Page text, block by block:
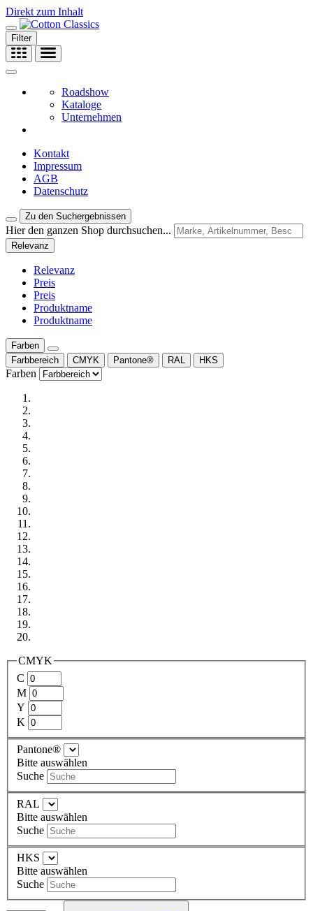
Direkt zum Inhalt
Filter
Roadshow
Kataloge
Unternehmen
Kontakt
Impressum
AGB
Datenschutz
Zu den Suchergebnissen
Hier den ganzen Shop durchsuchen...
Relevanz
Relevanz
Preis
Preis
Produktname
Produktname
Farben
Farbbereich
CMYK Pantone® RAL HKS
Farben
CMYK
C
M
Y
K
Pantone®
Bitte auswählen
Suche
RAL
Bitte auswählen
Suche
HKS
Bitte auswählen
Suche